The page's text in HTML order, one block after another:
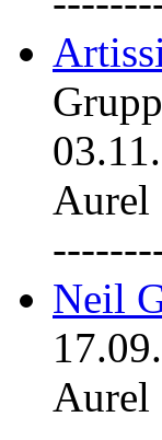
Aurel
Neil
Aurel